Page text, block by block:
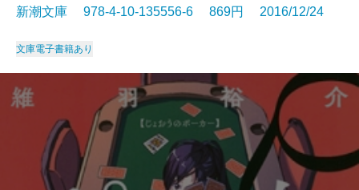
新潮文庫 978-4-10-135556-6 869円 2016/12/24
文庫電子書籍あり